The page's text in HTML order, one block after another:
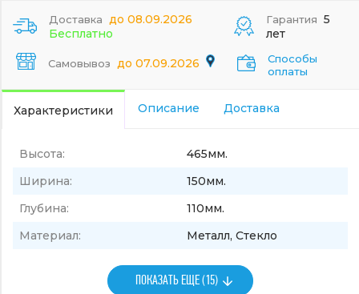
Доставка до 08.09.2026
Бесплатно
Самовывоз до 07.09.2026
Гарантия 5
лет
Способы
оплаты
Характеристики Описание Доставка
Высота:
465мм.
Ширина:
150мм.
Глубина:
110мм.
Материал:
Металл, Стекло
ПОКАЗАТЬ ЕЩЕ (15)